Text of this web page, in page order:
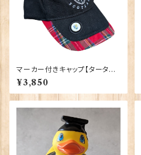
マーカー付きキャップ【タータン】
00198
¥3,850